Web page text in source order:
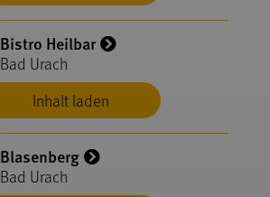
Inhalt laden
Bistro Heilbar
Bad Urach
Blasenberg
Bad Urach